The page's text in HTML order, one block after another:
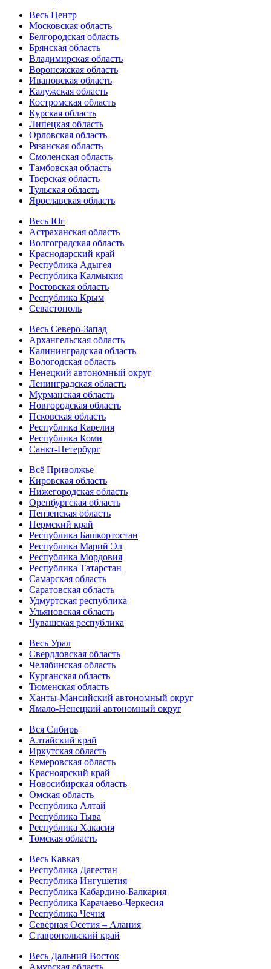
Весь Центр
Московская область
Белгородская область
Брянская область
Владимирская область
Воронежская область
Ивановская область
Калужская область
Костромская область
Курская область
Липецкая область
Орловская область
Рязанская область
Смоленская область
Тамбовская область
Тверская область
Тульская область
Ярославская область
Весь Юг
Астраханская область
Волгоградская область
Краснодарский край
Республика Адыгея
Республика Калмыкия
Ростовская область
Республика Крым
Севастополь
Весь Северо-Запад
Архангельская область
Калининградская область
Вологодская область
Ненецкий автономный округ
Ленинградская область
Мурманская область
Новгородская область
Псковская область
Республика Карелия
Республика Коми
Санкт-Петербург
Всё Приволжье
Кировская область
Нижегородская область
Оренбургская область
Пензенская область
Пермский край
Республика Башкортостан
Республика Марий Эл
Республика Мордовия
Республика Татарстан
Самарская область
Саратовская область
Удмуртская республика
Ульяновская область
Чувашская республика
Весь Урал
Свердловская область
Челябинская область
Курганская область
Тюменская область
Ханты-Мансийский автономный округ
Ямало-Ненецкий автономный округ
Вся Сибирь
Алтайский край
Иркутская область
Кемеровская область
Красноярский край
Новосибирская область
Омская область
Республика Алтай
Республика Тыва
Республика Хакасия
Томская область
Весь Кавказ
Республика Дагестан
Республика Ингушетия
Республика Кабардино-Балкария
Республика Карачаево-Черкесия
Республика Чечня
Северная Осетия – Алания
Ставропольский край
Весь Дальний Восток
Амурская область